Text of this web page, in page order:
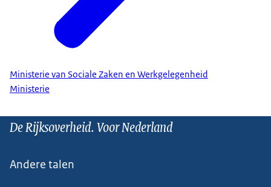
Ministerie van Sociale Zaken en Werkgelegenheid
Ministerie
De Rijksoverheid. Voor Nederland
Andere talen